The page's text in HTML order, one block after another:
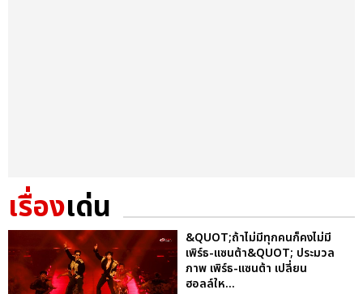
เรื่องเด่น
&QUOT;ถ้าไม่มีทุกคนก็คงไม่มี
เพิร์ธ-แซนต้า&QUOT; ประมวล
ภาพ เพิร์ธ-แซนต้า เปลี่ยน
ฮอลล์ให...